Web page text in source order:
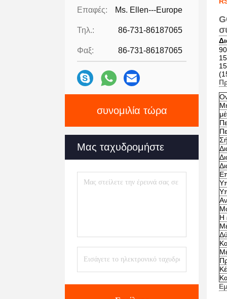
Επαφές: Ms. Ellen---Europe
Τηλ.: 86-731-86187065
Φαξ: 86-731-86187065
συνομιλία τώρα
Μας ταχυδρομήστε
Η